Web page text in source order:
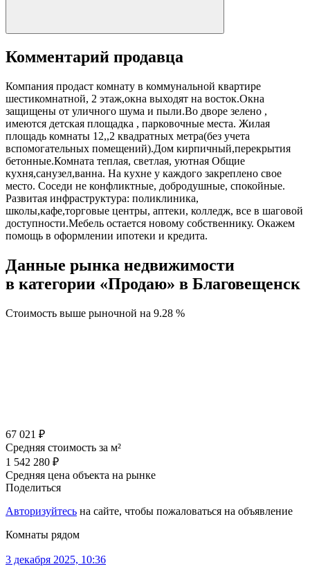
Комментарий продавца
Компания продаст комнату в коммунальной квартире
шестикомнатной, 2 этаж,окна выходят на восток.Окна
защищены от уличного шума и пыли.Во дворе зелено ,
имеются детская площадка , парковочные места. Жилая
площадь комнаты 12,,2 квадратных метра(без учета
вспомогательных помещений).Дом кирпичный,перекрытия
бетонные.Комната теплая, светлая, уютная Общие
кухня,санузел,ванна. На кухне у каждого закреплено свое
место. Соседи не конфликтные, добродушные, спокойные.
Развитая инфраструктура: поликлиника,
школы,кафе,торговые центры, аптеки, колледж, все в шаговой
доступности.Мебель остается новому собственнику. Окажем
помощь в оформлении ипотеки и кредита.
Данные рынка недвижимости
в категории «Продаю» в Благовещенск
Стоимость выше рыночной на 9.28 %
67 021 ₽
Средняя стоимость за м²
1 542 280 ₽
Средняя цена объекта на рынке
Поделиться
Авторизуйтесь на сайте, чтобы пожаловаться на объявление
Комнаты рядом
3 декабря 2025, 10:36